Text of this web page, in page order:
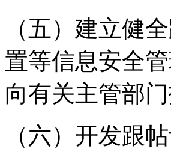
（五）建立健
置等信息安全
向有关主管部门
（六）开发跟